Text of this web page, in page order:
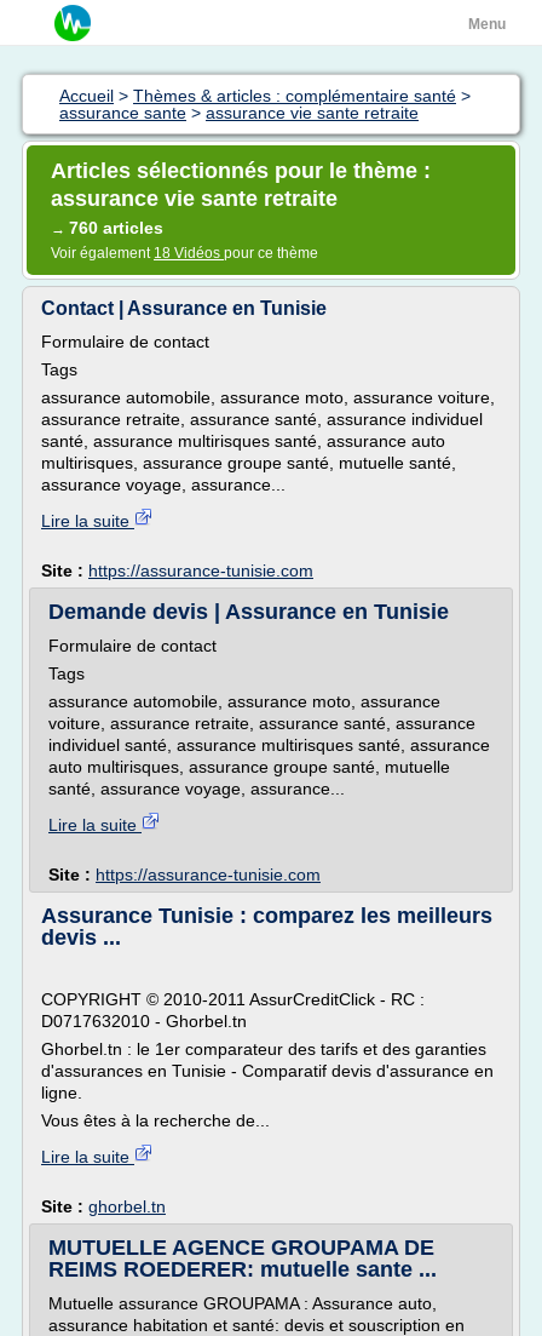
Menu
Accueil > Thèmes & articles : complémentaire santé >
assurance sante > assurance vie sante retraite
Articles sélectionnés pour le thème :
assurance vie sante retraite
→ 760 articles
Voir également 18 Vidéos pour ce thème
Contact | Assurance en Tunisie
Formulaire de contact
Tags
assurance automobile, assurance moto, assurance voiture,
assurance retraite, assurance santé, assurance individuel
santé, assurance multirisques santé, assurance auto
multirisques, assurance groupe santé, mutuelle santé,
assurance voyage, assurance...
Lire la suite
Site : https://assurance-tunisie.com
Demande devis | Assurance en Tunisie
Formulaire de contact
Tags
assurance automobile, assurance moto, assurance
voiture, assurance retraite, assurance santé, assurance
individuel santé, assurance multirisques santé, assurance
auto multirisques, assurance groupe santé, mutuelle
santé, assurance voyage, assurance...
Lire la suite
Site : https://assurance-tunisie.com
Assurance Tunisie : comparez les meilleurs
devis ...
COPYRIGHT © 2010-2011 AssurCreditClick - RC :
D0717632010 - Ghorbel.tn
Ghorbel.tn : le 1er comparateur des tarifs et des garanties
d'assurances en Tunisie - Comparatif devis d'assurance en
ligne.
Vous êtes à la recherche de...
Lire la suite
Site : ghorbel.tn
MUTUELLE AGENCE GROUPAMA DE
REIMS ROEDERER: mutuelle sante ...
Mutuelle assurance GROUPAMA : Assurance auto,
assurance habitation et santé: devis et souscription en